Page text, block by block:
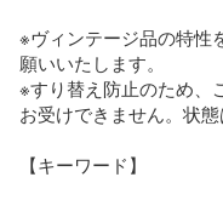
※ヴィンテージ品の特性
願いいたします。
※すり替え防止のため、
お受けできません。状
【キーワード】